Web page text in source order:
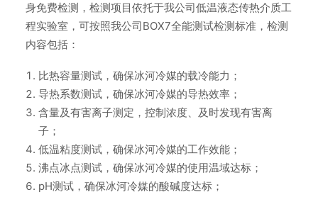
身免费检测，检测项目依托于我公司低温液态传热介质工
程实验室，可按照我公司BOX7全能测试检测标准，检测
内容包括：
比热容量测试，确保冰河冷媒的载冷能力；
导热系数测试，确保冰河冷媒的导热效率；
含量及有害离子测定，控制浓度、及时发现有害离
子；
低温粘度测试，确保冰河冷媒的工作效能；
沸点冰点测试，确保冰河冷媒的使用温域达标；
pH测试，确保冰河冷媒的酸碱度达标；